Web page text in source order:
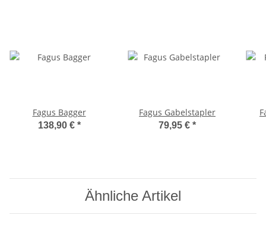
Fagus Bagger
138,90 € *
Fagus Gabelstapler
79,95 € *
Ähnliche Artikel